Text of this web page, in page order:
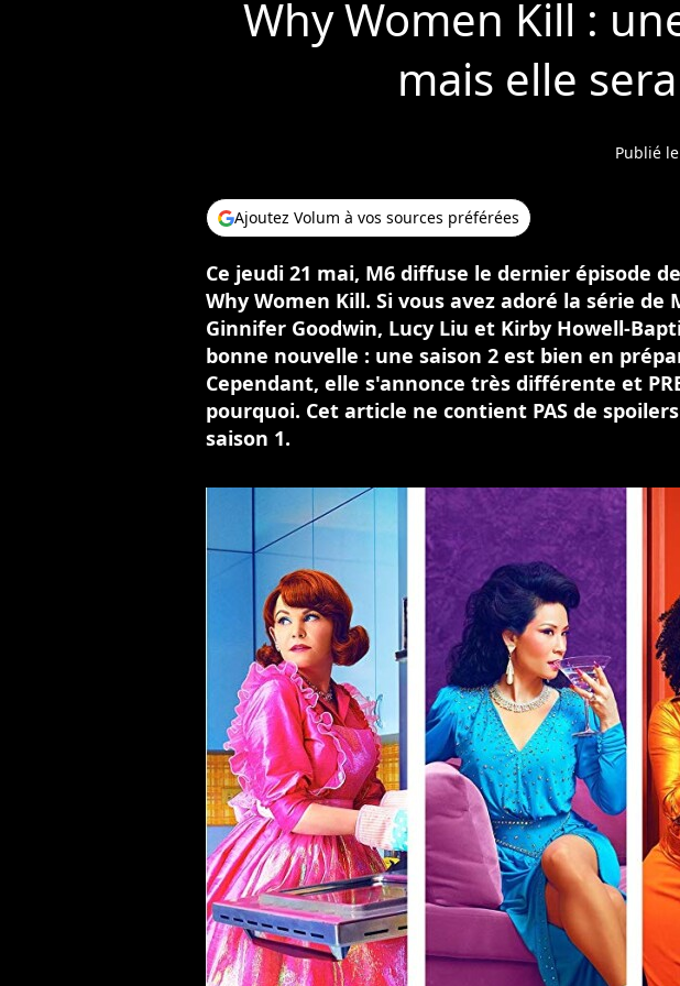
Why Women Kill :
mais elle
Publié
Ajoutez Volum à vos sources préférées
Ce jeudi 21 mai, M6 diffuse le dernier épisode
Why Women Kill. Si vous avez adoré la série de
Ginnifer Goodwin, Lucy Liu et Kirby Howell-
bonne nouvelle : une saison 2 est bien en
Cependant, elle s'annonce très différente et
pourquoi. Cet article ne contient PAS de
saison 1.